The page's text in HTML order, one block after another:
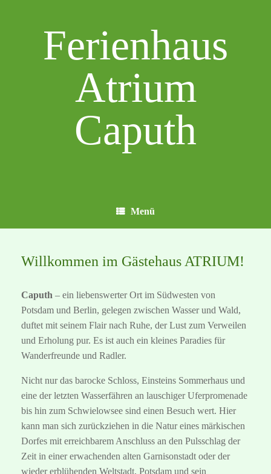
Ferienhaus
Atrium
Caputh
Menü
Willkommen im Gästehaus ATRIUM!
Caputh – ein liebenswerter Ort im Südwesten von
Potsdam und Berlin, gelegen zwischen Wasser und Wald,
duftet mit seinem Flair nach Ruhe, der Lust zum Verweilen
und Erholung pur. Es ist auch ein kleines Paradies für
Wanderfreunde und Radler.
Nicht nur das barocke Schloss, Einsteins Sommerhaus und
eine der letzten Wasserfähren an lauschiger Uferpromenade
bis hin zum Schwielowsee sind einen Besuch wert. Hier
kann man sich zurückziehen in die Natur eines märkischen
Dorfes mit erreichbarem Anschluss an den Pulsschlag der
Zeit in einer erwachenden alten Garnisonstadt oder der
wieder erblühenden Weltstadt. Potsdam und sein